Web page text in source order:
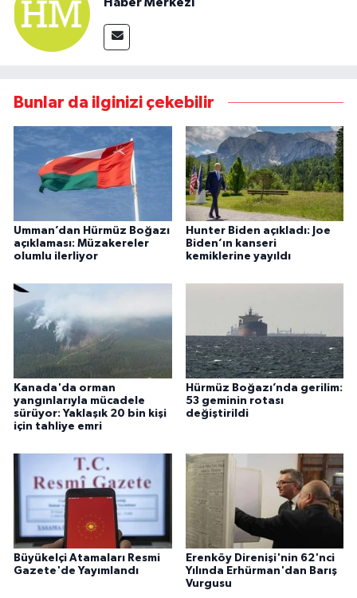
Bunlar da ilginizi çekebilir
Umman’dan Hürmüz Boğazı
açıklaması: Müzakereler
olumlu ilerliyor
Hunter Biden açıkladı: Joe
Biden’ın kanseri
kemiklerine yayıldı
Kanada'da orman
yangınlarıyla mücadele
sürüyor: Yaklaşık 20 bin kişi
için tahliye emri
Hürmüz Boğazı’nda gerilim:
53 geminin rotası
değiştirildi
Büyükelçi Atamaları Resmi
Gazete'de Yayımlandı
Erenköy Direnişi'nin 62'nci
Yılında Erhürman'dan Barış
Vurgusu